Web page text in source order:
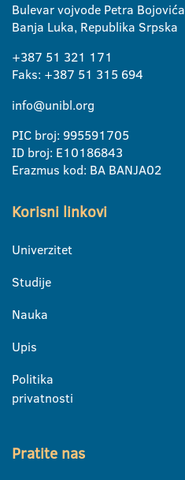
Bulevar vojvode Petra Bojovića
Banja Luka, Republika Srpska
+387 51 321 171
Faks: +387 51 315 694
info@unibl.org
PIC broj: 995591705
ID broj: E10186843
Erazmus kod: BA BANJA02
Korisni linkovi
Univerzitet
Studije
Nauka
Upis
Politika
privatnosti
Pratite nas